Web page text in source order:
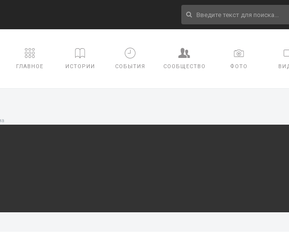
ГЛАВНОЕ ИСТОРИИ СОБЫТИЯ СООБЩЕСТВО ФОТО